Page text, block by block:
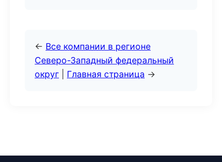
← Все компании в регионе
Северо-Западный федеральный
округ
Главная страница →